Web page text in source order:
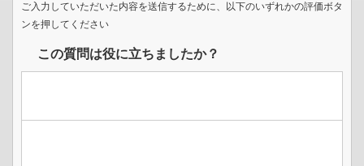
ご入力していただいた内容を送信するために、以下のいずれかの評価ボタ
ンを押してください
この質問は役に立ちましたか？